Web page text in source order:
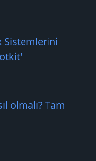
Sistemlerini
olmalı? Tam